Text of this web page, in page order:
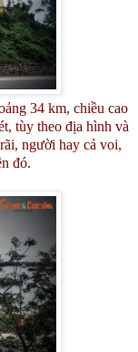
34 km, chiều cao
tùy theo địa hình và
người hay cả voi,
đó.